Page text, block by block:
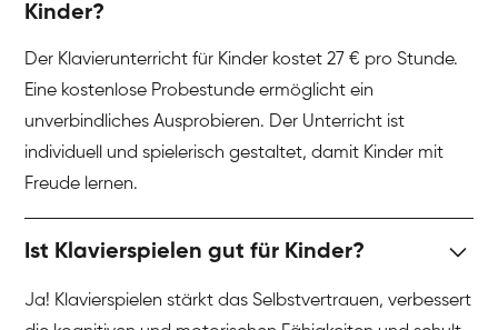
Kinder?
Der Klavierunterricht für Kinder kostet 27 € pro Stunde.
Eine kostenlose Probestunde ermöglicht ein
unverbindliches Ausprobieren. Der Unterricht ist
individuell und spielerisch gestaltet, damit Kinder mit
Freude lernen.
Ist Klavierspielen gut für Kinder?
Ja! Klavierspielen stärkt das Selbstvertrauen, verbessert